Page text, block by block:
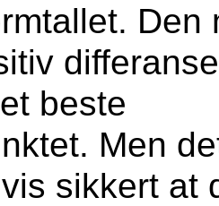
Den
beste
Men
sikkert at